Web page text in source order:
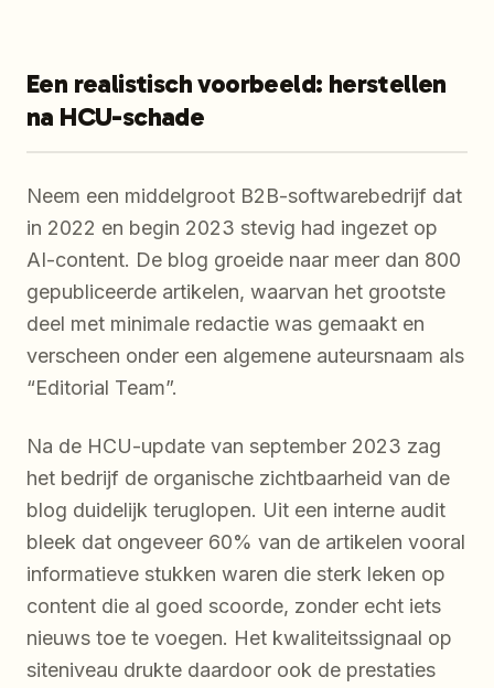
Een realistisch voorbeeld: herstellen
na HCU-schade
Neem een middelgroot B2B-softwarebedrijf dat
in 2022 en begin 2023 stevig had ingezet op
AI-content. De blog groeide naar meer dan 800
gepubliceerde artikelen, waarvan het grootste
deel met minimale redactie was gemaakt en
verscheen onder een algemene auteursnaam als
“Editorial Team”.
Na de HCU-update van september 2023 zag
het bedrijf de organische zichtbaarheid van de
blog duidelijk teruglopen. Uit een interne audit
bleek dat ongeveer 60% van de artikelen vooral
informatieve stukken waren die sterk leken op
content die al goed scoorde, zonder echt iets
nieuws toe te voegen. Het kwaliteitssignaal op
siteniveau drukte daardoor ook de prestaties